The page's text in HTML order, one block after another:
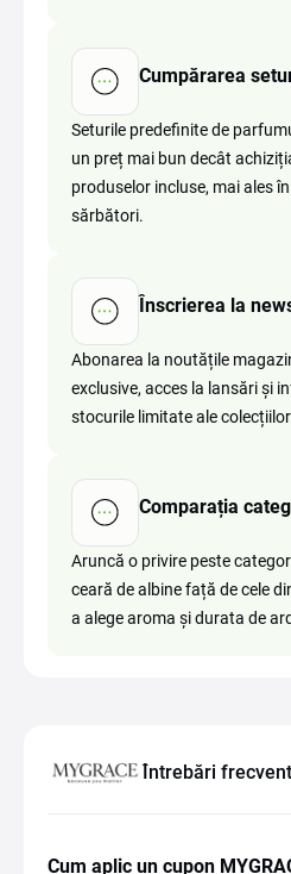
Cumpărarea
Seturile predefinite de
un preț mai bun decât
produselor incluse, mai ales
sărbători.
Înscrierea la
Abonarea la noutățile
exclusive, acces la lansări și
stocurile limitate ale
Comparația
Aruncă o privire peste
ceară de albine față de cele
a alege aroma și durata de
Întrebări
Cum aplic un cupon